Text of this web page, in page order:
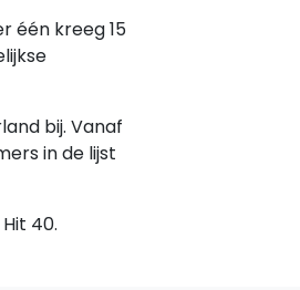
één kreeg 15
bij. Vanaf
in de lijst
40.